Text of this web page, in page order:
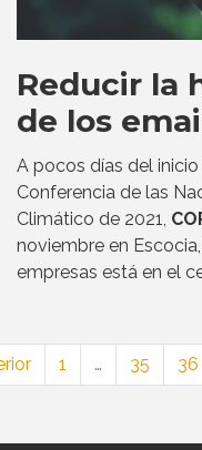
Reducir la
de los
A pocos días del
Conferencia de las
Climático de 2021,
noviembre en
empresas está en el
1 … 35 36